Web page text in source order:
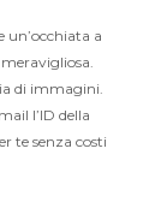
un’occhiata a
di immagini.
l’ID della
te senza costi